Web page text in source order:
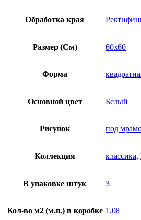
Обработка края
Размер (См) 60х60
Форма
Основной цвет Белый
Рисунок под
Коллекция классика,
В упаковке штук 3
Кол-во м2 (м.п.) в коробке 1,08